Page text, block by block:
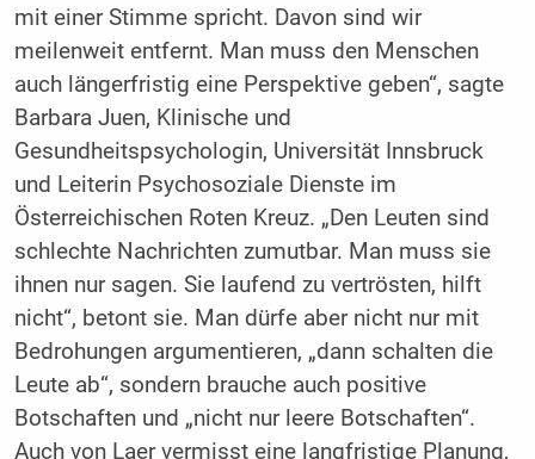
mit einer Stimme spricht. Davon sind wir
meilenweit entfernt. Man muss den Menschen
auch längerfristig eine Perspektive geben“, sagte
Barbara Juen, Klinische und
Gesundheitspsychologin, Universität Innsbruck
und Leiterin Psychosoziale Dienste im
Österreichischen Roten Kreuz. „Den Leuten sind
schlechte Nachrichten zumutbar. Man muss sie
ihnen nur sagen. Sie laufend zu vertrösten, hilft
nicht“, betont sie. Man dürfe aber nicht nur mit
Bedrohungen argumentieren, „dann schalten die
Leute ab“, sondern brauche auch positive
Botschaften und „nicht nur leere Botschaften“.
Auch von Laer vermisst eine langfristige Planung,